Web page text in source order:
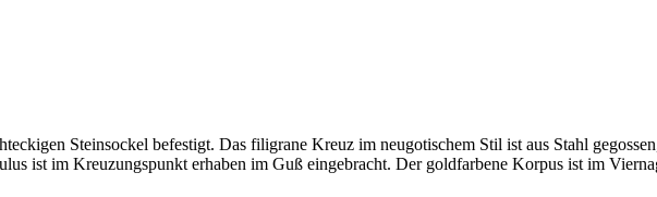
Steinsockel befestigt. Das filigrane Kreuz im neugotischem Stil ist aus Stahl
ist im Kreuzungspunkt erhaben im Guß eingebracht. Der goldfarbene Korpus ist im